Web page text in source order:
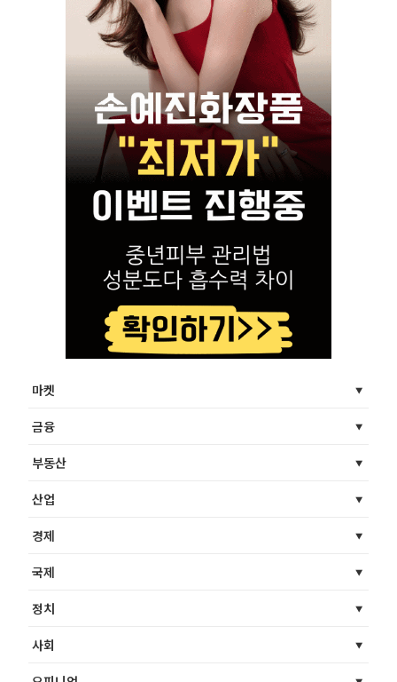
마켓
금융
부동산
산업
경제
국제
정치
사회